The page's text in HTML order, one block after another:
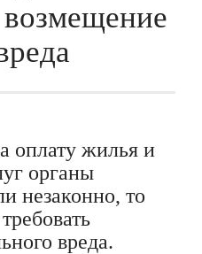
оплату жилья и
органы
незаконно, то
вреда.